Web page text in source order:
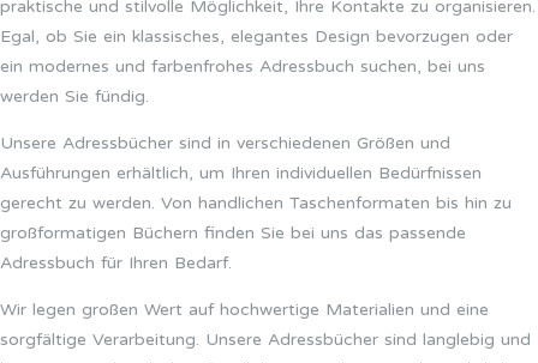
praktische und stilvolle Möglichkeit, Ihre Kontakte zu organisieren.
Egal, ob Sie ein klassisches, elegantes Design bevorzugen oder
ein modernes und farbenfrohes Adressbuch suchen, bei uns
werden Sie fündig.
Unsere Adressbücher sind in verschiedenen Größen und
Ausführungen erhältlich, um Ihren individuellen Bedürfnissen
gerecht zu werden. Von handlichen Taschenformaten bis hin zu
großformatigen Büchern finden Sie bei uns das passende
Adressbuch für Ihren Bedarf.
Wir legen großen Wert auf hochwertige Materialien und eine
sorgfältige Verarbeitung. Unsere Adressbücher sind langlebig und